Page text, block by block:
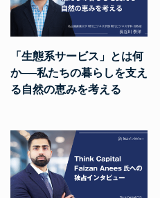
「生態系サービス」とは何
か──私たちの暮らしを支え
る自然の恵みを考える